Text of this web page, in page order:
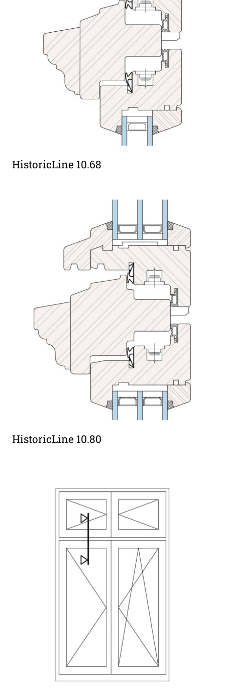
HistoricLine 10.68
HistoricLine 10.80